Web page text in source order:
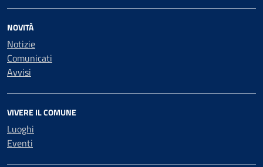
NOVITÀ
Notizie
Comunicati
Avvisi
VIVERE IL COMUNE
Luoghi
Eventi